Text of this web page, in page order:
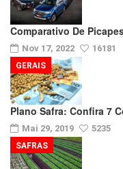
Comparativo De
Nov 17, 2022 16181
Plano Safra: Confira 7
Mai 29, 2019 5235
GERAIS
SAFRAS